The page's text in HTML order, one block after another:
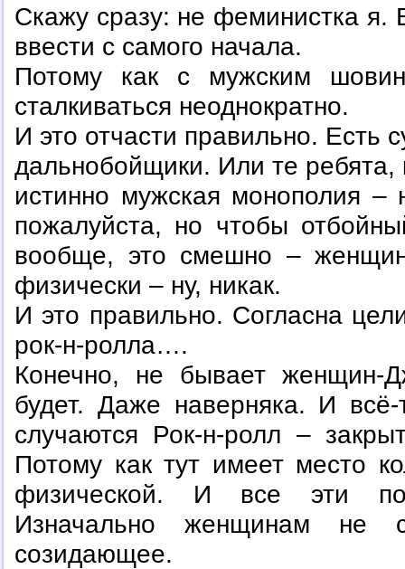
Скажу сразу: не феминистка я.
ввести с самого начала.
Потому как с мужским
сталкиваться неоднократно.
И это отчасти правильно. Есть
дальнобойщики. Или те
истинно мужская монополия
пожалуйста, но чтобы
вообще, это смешно –
физически – ну, никак.
И это правильно. Согласна
рок-н-ролла….
Конечно, не бывает женщин-
будет. Даже наверняка. И
случаются Рок-н-ролл –
Потому как тут имеет место
физической. И все эти
Изначально женщинам не
созидающее.